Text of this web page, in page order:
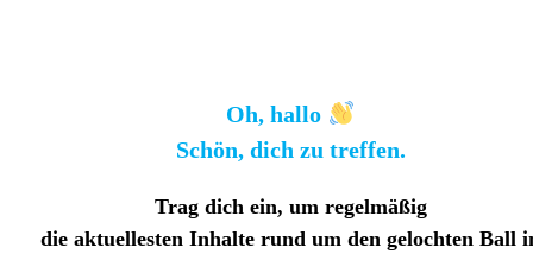
Oh, hallo
Schön, dich zu treffen.
Trag dich ein, um regelmäßig
die aktuellesten Inhalte rund um den gelochten Ball